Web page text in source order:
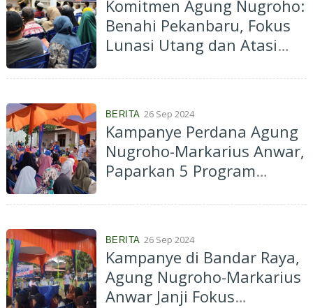
Komitmen Agung Nugroho:
Benahi Pekanbaru, Fokus
Lunasi Utang dan Atasi
BERITA 26 Sep 2024
Kampanye Perdana Agung
Nugroho-Markarius Anwar,
Paparkan 5 Program
BERITA 26 Sep 2024
Kampanye di Bandar Raya,
Agung Nugroho-Markarius
Anwar Janji Fokus